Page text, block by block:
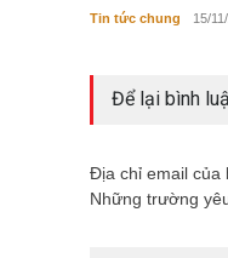
Tin tức chung 15/
Để lại bình
Địa chỉ email của
Những trường